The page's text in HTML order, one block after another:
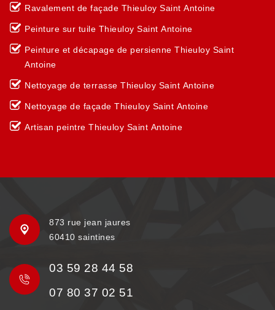
Ravalement de façade Thieuloy Saint Antoine
Peinture sur tuile Thieuloy Saint Antoine
Peinture et décapage de persienne Thieuloy Saint
Antoine
Nettoyage de terrasse Thieuloy Saint Antoine
Nettoyage de façade Thieuloy Saint Antoine
Artisan peintre Thieuloy Saint Antoine
873 rue jean jaures
60410 saintines
03 59 28 44 58
07 80 37 02 51